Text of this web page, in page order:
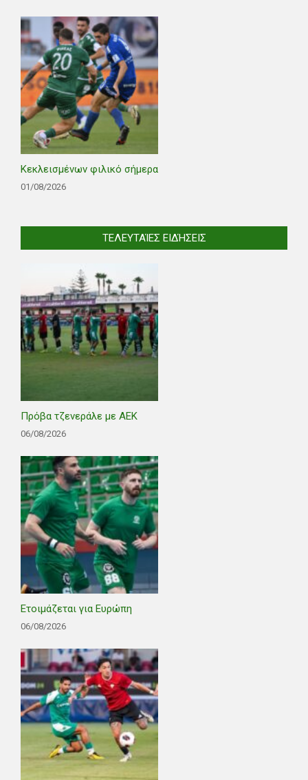
Κεκλεισμένων φιλικό σήμερα
01/08/2026
ΤΕΛΕΥΤΑΊΕΣ ΕΙΔΉΣΕΙΣ
Πρόβα τζενεράλε με ΑΕΚ
06/08/2026
Ετοιμάζεται για Ευρώπη
06/08/2026